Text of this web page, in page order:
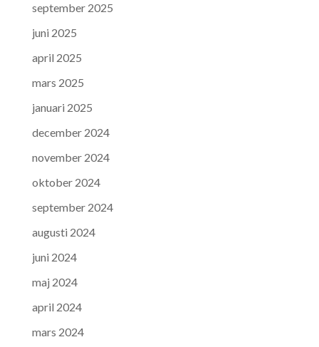
september 2025
juni 2025
april 2025
mars 2025
januari 2025
december 2024
november 2024
oktober 2024
september 2024
augusti 2024
juni 2024
maj 2024
april 2024
mars 2024